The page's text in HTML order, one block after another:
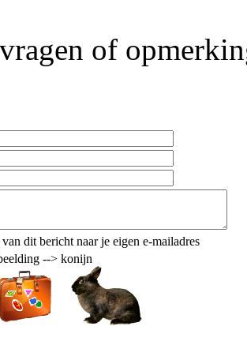
of
dit bericht naar je eigen e-mailadres
--> konijn